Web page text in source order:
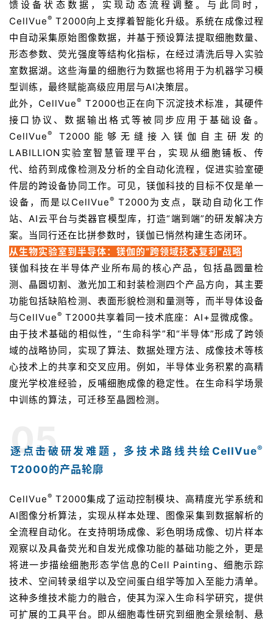
馈设备状态数据，实现动态流程调整。与此同时，
CellVue® T2000向上支撑着智能化升级。系统在成像过程
中自动采集原始图像数据，并基于预设算法提取细胞数量、
形态参数、荧光强度等结构化指标，在经过清洗后导入实验
室数据湖。这些海量的细胞行为数据也将用于为机器学习模
型训练，最终赋能高级应用层与AI决策层。
此外，CellVue® T2000也正在向下沉淀技术标准，其硬件
接口协议、数据输出格式等被同步应用于基础设备。
CellVue®
T2000能够无缝接入镁伽自主研发的
LABILLION实验室智慧管理平台，实现从细胞铺板、传
代、给药到成像检测及分析的全自动化流程，促进实验室硬
件层的跨设备协同工作。可见，镁伽科技的目标不仅是单一
设备，而是以CellVue® T2000为支点，联动自动化工作
站、AI云平台与类器官模型库，打造“端到端”的研发解决方
案。当同行还在比拼参数时，镁伽已悄然构建生态闭环。
从生物实验室到半导体：镁伽的“跨领域技术复利”战略
镁伽科技在半导体产业所布局的核心产品，包括晶圆量检
测、晶圆切割、激光加工和封装检测四个产品方向，其主要
功能包括缺陷检测、表面形貌检测和量测等，而半导体设备
与CellVue® T2000共享着同一技术底座：AI+显微成像。
由于技术基础的相似性，“生命科学”和“半导体”形成了跨领
域的战略协同，实现了算法、数据处理方法、成像技术等核
心技术上的共享和交叉应用。例如，半导体业务积累的高精
度光学校准经验，反哺细胞成像的稳定性。在生命科学场景
中训练的算法，可迁移至晶圆检测。
05
逐点击破研发难题，多技术路线共绘CellVue®
T2000的产品轮廓
CellVue® T2000集成了运动控制模块、高精度光学系统和
AI图像分析算法，实现从样本处理、图像采集到数据解析的
全流程自动化。在支持明场成像、彩色明场成像、切片样本
观察以及具备荧光和自发光成像功能的基础功能之外，更是
将进一步描绘细胞形态学信息的Cell Painting、细胞示踪
技术、空间转录组学以及空间蛋白组学等加入至能力清单。
这种多维技术能力的融合，使其为深入生命科学研究，提供
可扩展的工具平台。即从细胞毒性研究到细胞全景绘制、悬